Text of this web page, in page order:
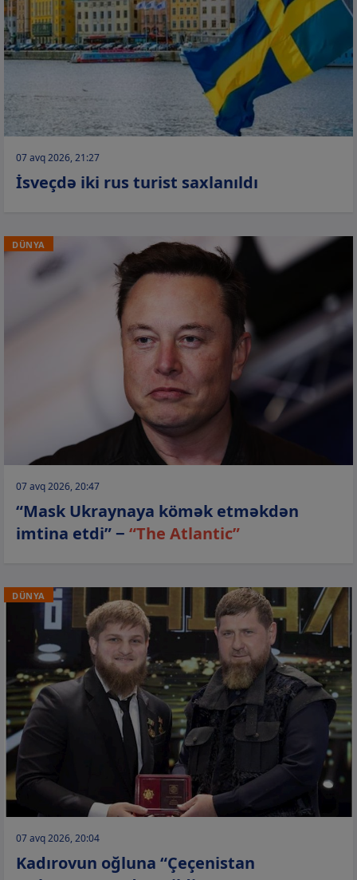
07 avq 2026, 21:27
İsveçdə iki rus turist saxlanıldı
DÜNYA
07 avq 2026, 20:47
“Mask Ukraynaya kömək etməkdən
imtina etdi” − “The Atlantic”
DÜNYA
07 avq 2026, 20:04
Kadırovun oğluna “Çeçenistan